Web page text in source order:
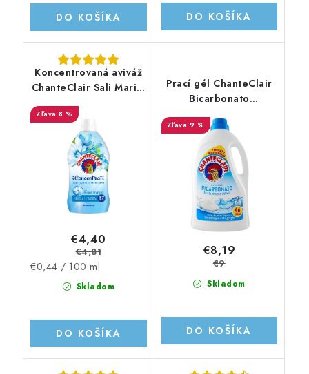
DO KOŠÍKA DO KOŠÍKA
Koncentrovaná aviváž
ChanteClair Sali Marini
1.14L/57PD
8 %
Skladom
€4,40
€4,81
Jednotková
€0,44 / 100 ml
DO KOŠÍKA
Prací gél ChanteClair
Bicarbonato
9 %
Skladom
€8,19
€9
DO KOŠÍKA